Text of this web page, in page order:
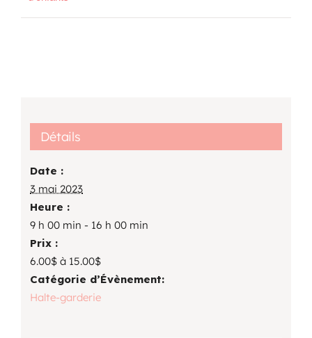
Détails
Date :
3 mai 2023
Heure :
9 h 00 min - 16 h 00 min
Prix :
6.00$ à 15.00$
Catégorie d’Évènement:
Halte-garderie